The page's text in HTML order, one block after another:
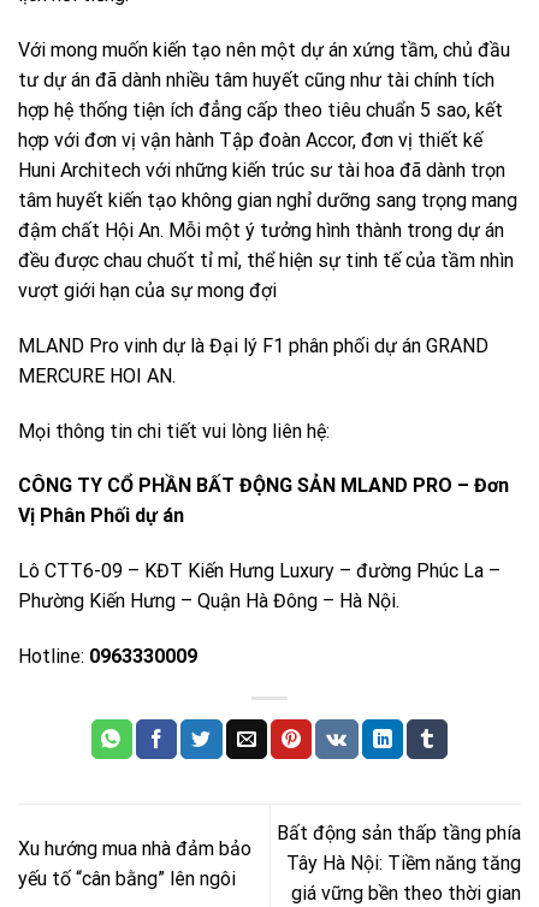
Với mong muốn kiến tạo nên một dự án xứng tầm, chủ đầu
tư dự án đã dành nhiều tâm huyết cũng như tài chính tích
hợp hệ thống tiện ích đẳng cấp theo tiêu chuẩn 5 sao, kết
hợp với đơn vị vận hành Tập đoàn Accor, đơn vị thiết kế
Huni Architech với những kiến trúc sư tài hoa đã dành trọn
tâm huyết kiến tạo không gian nghỉ dưỡng sang trọng mang
đậm chất Hội An. Mỗi một ý tưởng hình thành trong dự án
đều được chau chuốt tỉ mỉ, thể hiện sự tinh tế của tầm nhìn
vượt giới hạn của sự mong đợi
MLAND Pro vinh dự là Đại lý F1 phân phối dự án GRAND
MERCURE HOI AN.
Mọi thông tin chi tiết vui lòng liên hệ:
CÔNG TY CỔ PHẦN BẤT ĐỘNG SẢN MLAND PRO – Đơn
Vị Phân Phối dự án
Lô CTT6-09 – KĐT Kiến Hưng Luxury – đường Phúc La –
Phường Kiến Hưng – Quận Hà Đông – Hà Nội.
Hotline: 0963330009
Xu hướng mua nhà đảm bảo
yếu tố “cân bằng” lên ngôi
Bất động sản thấp tầng phía
Tây Hà Nội: Tiềm năng tăng
giá vững bền theo thời gian